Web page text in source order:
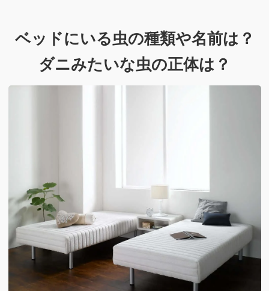
ベッドにいる虫の種類や名前は？
ダニみたいな虫の正体は？